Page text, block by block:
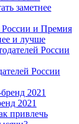
России и Премия
и лучше
России
2021